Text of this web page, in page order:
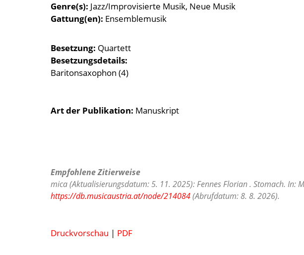
Genre(s) Jazz/Improvisierte Musik Neue Musik
Gattung(en) Ensemblemusik
Besetzung Quartett
Besetzungsdetails
Baritonsaxophon (4)
Art der Publikation Manuskript
Empfohlene Zitierweise
mica (Aktualisierungsdatum: 5. 11. 2025): Fennes Florian . Stomach.
https://db.musicaustria.at/node/214084(Abrufdatum: 8. 8. 2026).
Druckvorschau | PDF